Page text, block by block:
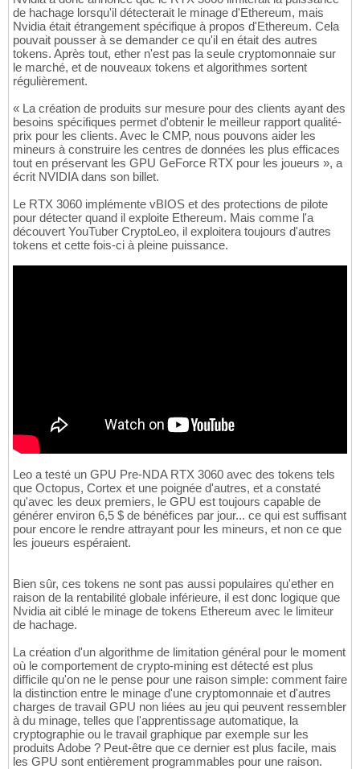
de hachage lorsqu'il détecterait le minage d'Ethereum, mais
Nvidia était étrangement spécifique à propos d'Ethereum. Cela
pouvait pousser à se demander ce qu'il en était des autres
tokens. Après tout, ether n'est pas la seule cryptomonnaie sur
le marché, et de nouveaux tokens et algorithmes sortent
régulièrement.
« La création de produits sur mesure pour des clients ayant des
besoins spécifiques permet d'obtenir le meilleur rapport qualité-
prix pour les clients. Avec le CMP, nous pouvons aider les
mineurs à construire les centres de données les plus efficaces
tout en préservant les GPU GeForce RTX pour les joueurs », a
écrit NVIDIA dans son billet.
Le RTX 3060 implémente vBIOS et des protections de pilote
pour détecter quand il exploite Ethereum. Mais comme l'a
découvert YouTuber CryptoLeo, il exploitera toujours d'autres
tokens et cette fois-ci à pleine puissance.
Leo a testé un GPU Pre-NDA RTX 3060 avec des tokens tels
que Octopus, Cortex et une poignée d'autres, et a constaté
qu'avec les deux premiers, le GPU est toujours capable de
générer environ 6,5 $ de bénéfices par jour... ce qui est suffisant
pour encore le rendre attrayant pour les mineurs, et non ce que
les joueurs espéraient.
Bien sûr, ces tokens ne sont pas aussi populaires qu'ether en
raison de la rentabilité globale inférieure, il est donc logique que
Nvidia ait ciblé le minage de tokens Ethereum avec le limiteur
de hachage.
La création d'un algorithme de limitation général pour le moment
où le comportement de crypto-mining est détecté est plus
difficile qu'on ne le pense pour une raison simple: comment faire
la distinction entre le minage d'une cryptomonnaie et d'autres
charges de travail GPU non liées au jeu qui peuvent ressembler
à du minage, telles que l'apprentissage automatique, la
cryptographie ou le travail graphique par exemple sur les
produits Adobe ? Peut-être que ce dernier est plus facile, mais
les GPU sont entièrement programmables pour une raison.